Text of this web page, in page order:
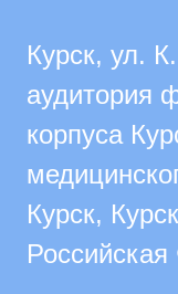
Курск, ул.
аудитория
корпуса
Курск,